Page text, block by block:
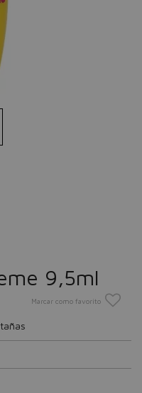
9,5ml
Marcar como favorito